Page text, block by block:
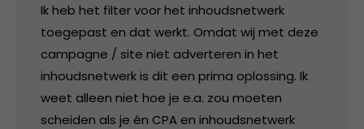
Ik heb het filter voor het inhoudsnetwerk
toegepast en dat werkt. Omdat wij met deze
campagne / site niet adverteren in het
inhoudsnetwerk is dit een prima oplossing. Ik
weet alleen niet hoe je e.a. zou moeten
scheiden als je én CPA en inhoudsnetwerk